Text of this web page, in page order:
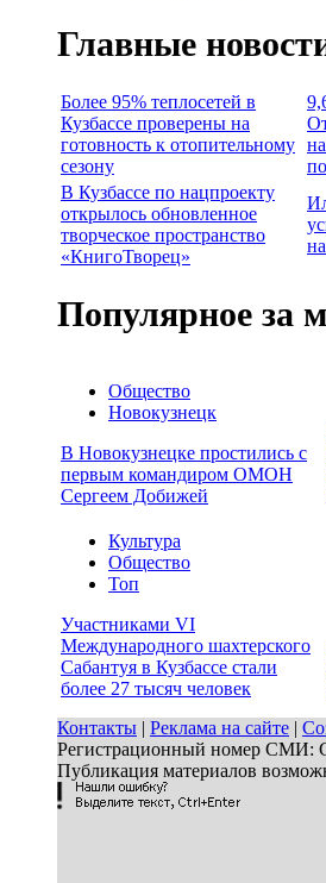
Главные
Более 95% теплосетей в
Кузбассе проверены на
готовность к отопительному
сезону
В Кузбассе по нацпроекту
открылось обновленное
творческое пространство
«КнигоТворец»
Популярное за
Общество
Новокузнецк
В Новокузнецке простились с
первым командиром ОМОН
Сергеем Добижей
Культура
Общество
Топ
Участниками VI
Международного шахтерского
Сабантуя в Кузбассе стали
более 27 тысяч человек
Контакты | Реклама на сайте |
Регистрационный номер СМИ:
Публикация материалов